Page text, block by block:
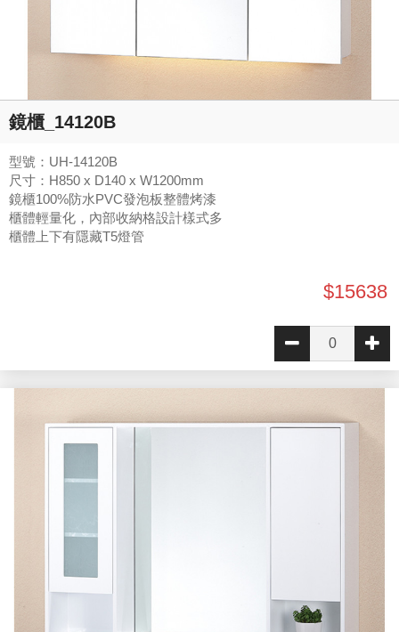
鏡櫃_14120B
型號：UH-14120B
尺寸：H850 x D140 x W1200mm
鏡櫃100%防水PVC發泡板整體烤漆
櫃體輕量化，內部收納格設計樣式多
櫃體上下有隱藏T5燈管
$15638